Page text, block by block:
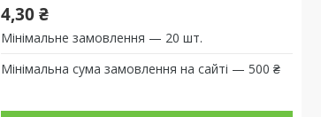
4,30 ₴
Мінімальне замовлення — 20 шт.
Мінімальна сума замовлення на сайті — 500 ₴